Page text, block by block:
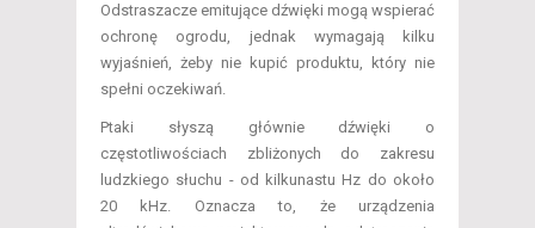
Odstraszacze emitujące dźwięki mogą wspierać
ochronę ogrodu, jednak wymagają kilku
wyjaśnień, żeby nie kupić produktu, który nie
spełni oczekiwań.
Ptaki słyszą głównie dźwięki o
częstotliwościach zbliżonych do zakresu
ludzkiego słuchu - od kilkunastu Hz do około
20 kHz. Oznacza to, że urządzenia